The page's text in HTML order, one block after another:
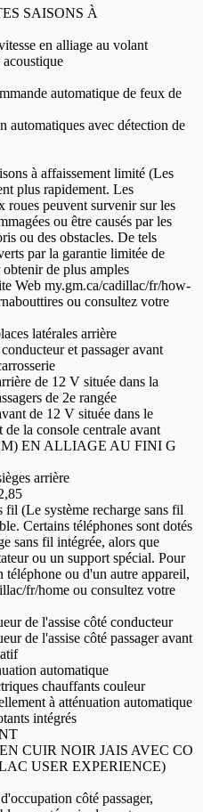
SAISONS À
en alliage au volant
automatique de feux de
automatiques avec détection de
à affaissement limité (Les
plus rapidement. Les
roues peuvent survenir sur les
ou être causés par les
ou des obstacles. De tels
par la garantie limitée de
de plus amples
Web my.gm.ca/cadillac/fr/how-
ou consultez votre
latérales arrière
et passager avant
de 12 V située dans la
de 2e rangée
de 12 V située dans le
la console centrale avant
EN ALLIAGE AU FINI G
arrière
fil (Le système recharge sans fil
Certains téléphones sont dotés
sans fil intégrée, alors que
ou un support spécial. Pour
ou d'un autre appareil,
fr/home ou consultez votre
de l'assise côté conducteur
de l'assise côté passager avant
automatique
chauffants couleur
à atténuation automatique
intégrés
CUIR NOIR JAIS AVEC CO
USER EXPERIENCE)
côté passager,